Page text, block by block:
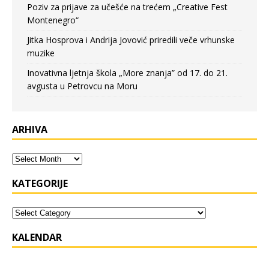
Poziv za prijave za učešće na trećem „Creative Fest
Montenegro“
Jitka Hosprova i Andrija Jovović priredili veče vrhunske
muzike
Inovativna ljetnja škola „More znanja” od 17. do 21.
avgusta u Petrovcu na Moru
ARHIVA
KATEGORIJE
KALENDAR